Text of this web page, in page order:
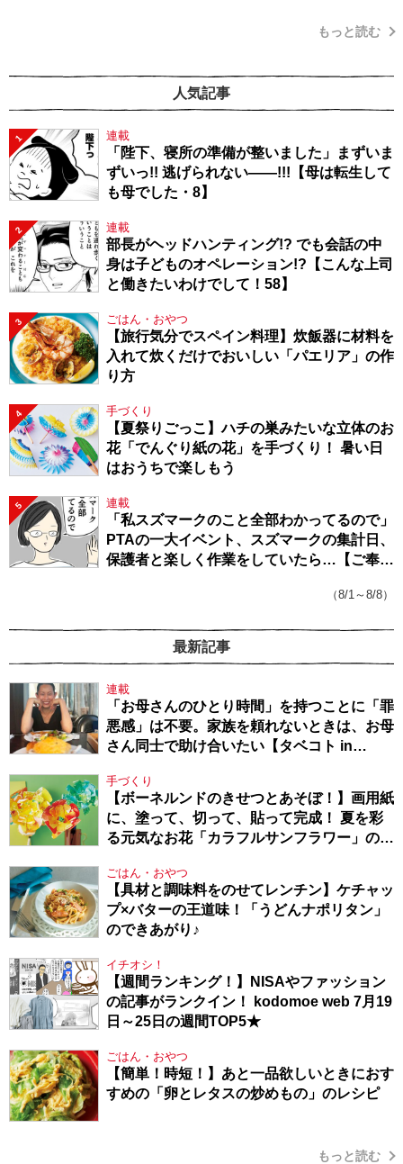
もっと読む
人気記事
1 連載
「陛下、寝所の準備が整いました」まずいま
ずいっ!! 逃げられない――!!!【母は転生して
も母でした・8】
2 連載
部長がヘッドハンティング!? でも会話の中
身は子どものオペレーション!?【こんな上司
と働きたいわけでして！58】
3 ごはん・おやつ
【旅行気分でスペイン料理】炊飯器に材料を
入れて炊くだけでおいしい「パエリア」の作
り方
4 手づくり
【夏祭りごっこ】ハチの巣みたいな立体のお
花「でんぐり紙の花」を手づくり！ 暑い日
はおうちで楽しもう
5 連載
「私スズマークのこと全部わかってるので」
PTAの一大イベント、スズマークの集計日、
保護者と楽しく作業をしていたら…【ご奉仕
（8/1～8/8）
最新記事
連載
「お母さんのひとり時間」を持つことに「罪
悪感」は不要。家族を頼れないときは、お母
さん同士で助け合いたい【タベコト in
手づくり
【ボーネルンドのきせつとあそぼ！】画用紙
に、塗って、切って、貼って完成！ 夏を彩
る元気なお花「カラフルサンフラワー」の作
ごはん・おやつ
【具材と調味料をのせてレンチン】ケチャッ
プ×バターの王道味！「うどんナポリタン」
のできあがり♪
イチオシ！
【週間ランキング！】NISAやファッション
の記事がランクイン！ kodomoe web 7月19
日～25日の週間TOP5★
ごはん・おやつ
【簡単！時短！】あと一品欲しいときにおす
すめの「卵とレタスの炒めもの」のレシピ
もっと読む